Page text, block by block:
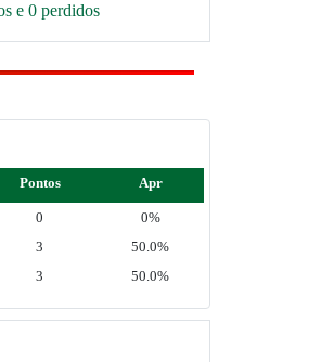
e 0 perdidos
Pontos Apr
0
0%
3
50.0%
3 50.0%